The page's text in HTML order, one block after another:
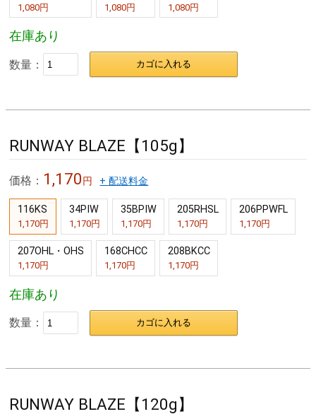
1,080円 1,080円 1,080円
在庫あり
数量： カゴに入れる
RUNWAY BLAZE【105g】
価格： 1,170円 + 配送料金
116KS
1,170円
34PIW
1,170円
35BPIW
1,170円
205RHSL
1,170円
206PPWFL
1,170円
207OHL・OHS
1,170円
168CHCC
1,170円
208BKCC
1,170円
在庫あり
数量： カゴに入れる
RUNWAY BLAZE【120g】